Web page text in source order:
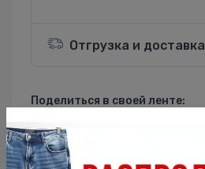
Отгрузка и доставка
Поделиться в своей ленте:
ВКонтакте